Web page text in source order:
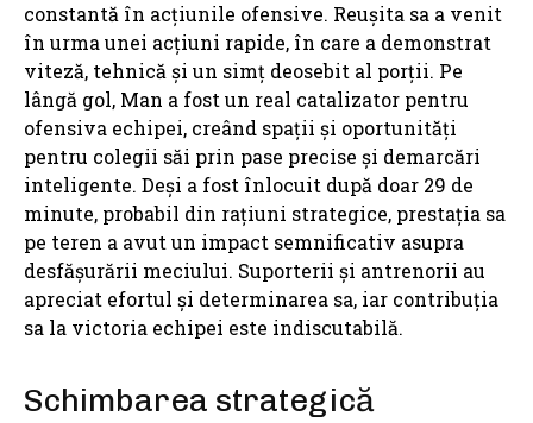
constantă în acțiunile ofensive. Reușita sa a venit
în urma unei acțiuni rapide, în care a demonstrat
viteză, tehnică și un simț deosebit al porții. Pe
lângă gol, Man a fost un real catalizator pentru
ofensiva echipei, creând spații și oportunități
pentru colegii săi prin pase precise și demarcări
inteligente. Deși a fost înlocuit după doar 29 de
minute, probabil din rațiuni strategice, prestația sa
pe teren a avut un impact semnificativ asupra
desfășurării meciului. Suporterii și antrenorii au
apreciat efortul și determinarea sa, iar contribuția
sa la victoria echipei este indiscutabilă.
Schimbarea strategică